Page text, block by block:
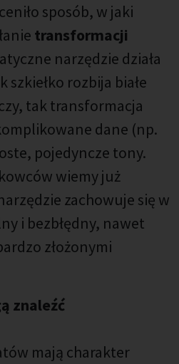
sposób, w jaki
transformacji
narzędzie działa
szkiełko rozbija białe
tak transformacja
dane (np.
pojedyncze tony.
wiemy już
zachowuje się w
i bezbłędny, nawet
złożonymi
znaleźć
mają charakter